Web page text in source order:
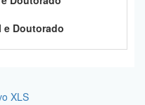
e Doutorado
XLS